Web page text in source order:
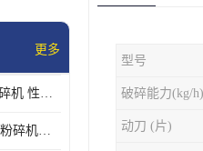
更多
ZHL-SA1000静音粉碎机 性能稳定
噪音低 汕头600强力粉碎机直供
型号
破碎能力(kg/h)
动刀 (片)